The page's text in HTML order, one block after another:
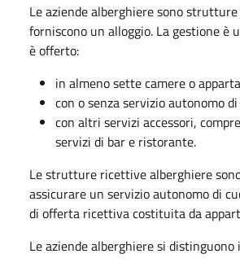
Le aziende alberghiere sono
forniscono un alloggio. La gestione è
è offerto:
in almeno sette camere o
con o senza servizio autonomo
con altri servizi accessori,
servizi di bar e ristorante.
Le strutture ricettive alberghiere
assicurare un servizio autonomo di
di offerta ricettiva costituita da
Le aziende alberghiere si distinguono